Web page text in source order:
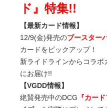
ド』特集!!
【最新カード情報】
12/9(金)発売のブースター
カードをピックアップ！
新ライドラインからコラ
にお届け!!
【VGDD情報】
絶賛発売中のDCG 『カー